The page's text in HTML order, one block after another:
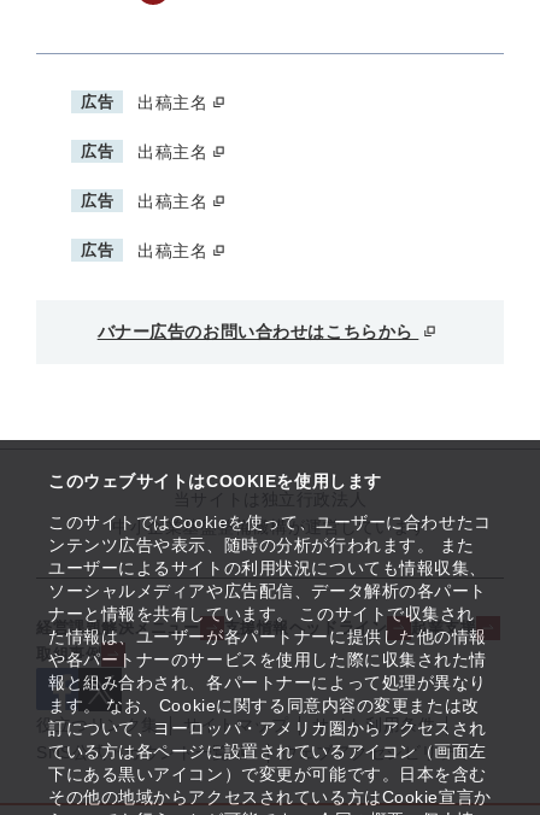
このウェブサイトはCOOKIEを使用します
このサイトではCookieを使って、ユーザーに合わせたコ
ンテンツ広告や表示、随時の分析が行われます。 また
ユーザーによるサイトの利用状況についても情報収集、
ソーシャルメディアや広告配信、データ解析の各パート
ナーと情報を共有しています。 このサイトで収集され
た情報は、ユーザーが各パートナーに提供した他の情報
や各パートナーのサービスを使用した際に収集された情
報と組み合わされ、各パートナーによって処理が異なり
ます。 なお、Cookieに関する同意内容の変更または改
訂について、ヨーロッパ・アメリカ圏からアクセスされ
ている方は各ページに設置されているアイコン（画面左
下にある黒いアイコン）で変更が可能です。日本を含む
その他の地域からアクセスされている方はCookie宣言か
広告 出稿主名
広告 出稿主名
広告 出稿主名
広告 出稿主名
バナー広告のお問い合わせはこちらから
中小企業基盤整備機構が運営しています
経営課題解決メニュー 支援情報ヘッドライン
起業支援
取組事例
役立つリンク集 サイトマップ
サイト利用条件
SNS公式アカウント一覧
ウェブアクセシビリティ